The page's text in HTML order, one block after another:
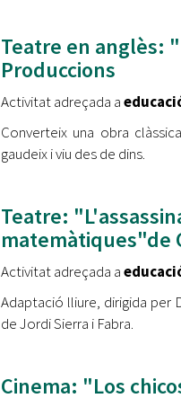
Teatre en anglès:
Produccions
Activitat adreçada a
Converteix una obra
gaudeix i viu des de dins.
Teatre:
matemàtiques"de
Activitat adreçada a
Adaptació lliure, dirigida per
de Jordi Sierra i Fabra.
Cinema: "Los